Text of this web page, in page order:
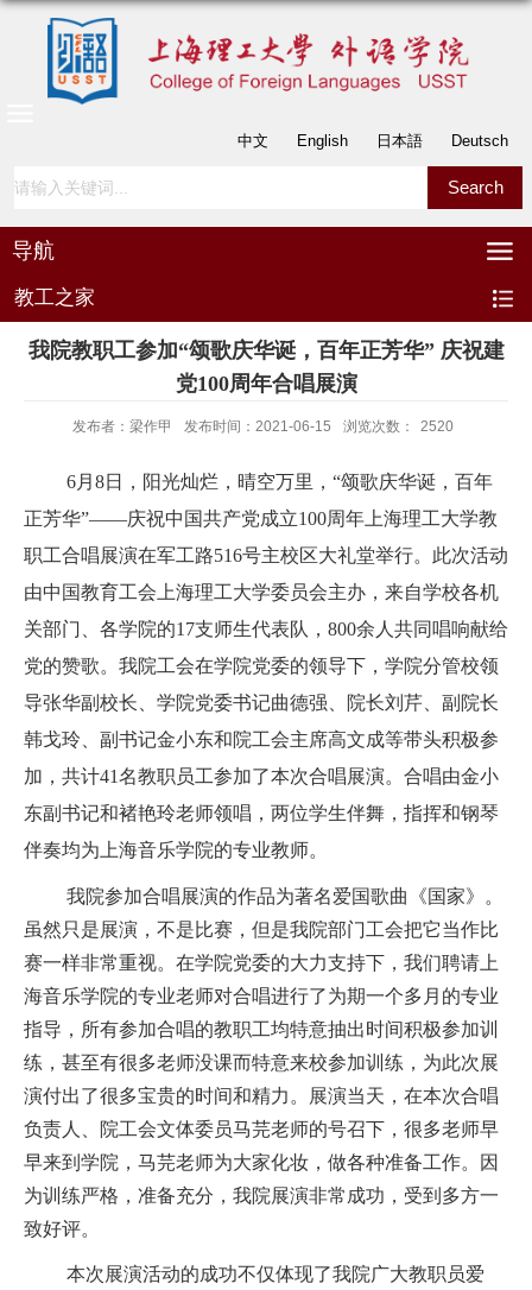
中文 English 日本語 Deutsch
导航
教工之家
我院教职工参加“颂歌庆华诞，百年正芳华” 庆祝建
党100周年合唱展演
发布者：梁作甲 发布时间：2021-06-15 浏览次数： 2520
6月 8日，阳光灿烂，晴空万里，“颂歌庆华诞，百年
正芳华”——庆祝中国共产党成立100周年上海理工大学教
职工合唱展演在军工路516号主校区大礼堂举行。此次活动
由中国教育工会上海理工大学委员会主办，来自学校各机
关部门、各学院的17支师生代表队， 800余人共同唱响献给
党的赞歌。我院工会在学院党委的领导下，学院分管校领
导张华副校长、学院党委书记曲德强、院长刘芹、副院长
韩戈玲、副书记金小东和院工会主席高文成等带头积极参
加，共计41名教职员工参加了本次合唱展演。合唱由金小
东副书记和褚艳玲老师领唱，两位学生伴舞，指挥和钢琴
伴奏均为上海音乐学院的专业教师。
我院参加合唱展演的作品为著名爱国歌曲《国家》。
虽然只是展演，不是比赛，但是我院部门工会把它当作比
赛一样非常重视。在学院党委的大力支持下，我们聘请上
海音乐学院的专业老师对合唱进行了为期一个多月的专业
指导，所有参加合唱的教职工均特意抽出时间积极参加训
练，甚至有很多老师没课而特意来校参加训练，为此次展
演付出了很多宝贵的时间和精力。展演当天，在本次合唱
负责人、院工会文体委员马芫老师的号召下，很多老师早
早来到学院，马芫老师为大家化妆，做各种准备工作。因
为训练严格，准备充分，我院展演非常成功，受到多方一
致好评。
本次展演活动的成功不仅体现了我院广大教职员爱